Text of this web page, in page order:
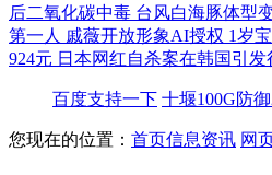
后二氧化碳中毒 台风白海豚体型
第一人 戚薇开放形象AI授权 1岁
924元 日本网红自杀案在韩国引发
百度支持一下 十堰100G防
您现在的位置： 首页信息资讯 网